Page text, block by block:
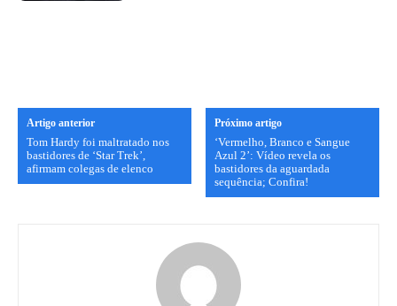
Artigo anterior
Tom Hardy foi maltratado nos
bastidores de ‘Star Trek’,
afirmam colegas de elenco
Próximo artigo
‘Vermelho, Branco e Sangue
Azul 2’: Vídeo revela os
bastidores da aguardada
sequência; Confira!